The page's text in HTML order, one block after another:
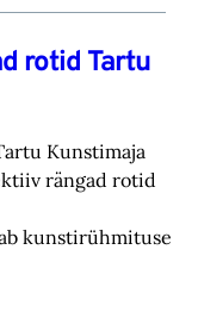
rotid Tartu
Kunstimaja
rängad rotid
kunstirühmituse